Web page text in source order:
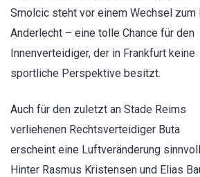
Smolcic steht vor einem Wechsel zum
Anderlecht – eine tolle Chance für den
Innenverteidiger, der in Frankfurt keine
sportliche Perspektive besitzt.
Auch für den zuletzt an Stade Reims
verliehenen Rechtsverteidiger Buta
erscheint eine Luftveränderung
Hinter Rasmus Kristensen und Elias